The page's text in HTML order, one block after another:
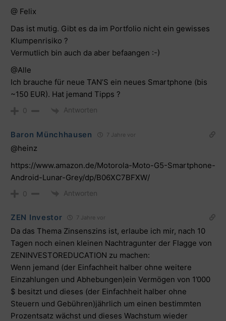
@ Felix
Das ist mutig. Gibt es da im Portfolio nicht ein gewisses
Klumpenrisiko ?
Vermutlich bin auch da aber befaangen :-)
@Alle
Ich brauche für neue TAN’S ein neues Smartphone (bis
~150 EUR). Hat jemand Tipps ?
0 Antworten
Baron Münchhausen 7 Jahre vor
@heinz
https://www.amazon.de/Motorola-Moto-G5-Smartphone-
Android-Lunar-Grey/dp/B06XC7BFXW/
0 Antworten
ZEN Investor 7 Jahre vor
Da das Thema Zinsenszins ist, erlaube ich mir, nach 10
Tagen noch einen kleinen Nachtragunter der Flagge von
ZENINVESTOREDUCATION zu machen:
Wenn jemand (der Einfachheit halber ohne weitere
Einzahlungen und Abhebungen)ein Vermögen von 1’000
$ besitzt und dieses (der Einfachheit halber ohne
Steuern und Gebühren)jährlich um einen bestimmten
Prozentsatz wächst und dieses Wachstum wieder